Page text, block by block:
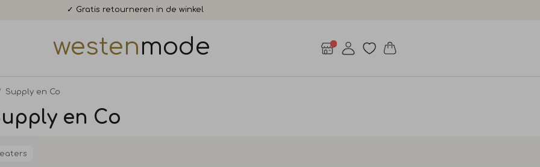
✓ Gratis retourneren in de winkel
westenmode
Supply en Co
en Co